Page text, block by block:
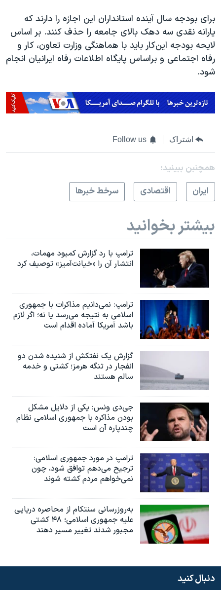
برای بودجه سال آینده استانداران این اجازه را دارند که
یارانه نقدی سه دهک بالای جامعه را حذف کنند. بر اساس
لایحه بودجه این‌کار باید با هماهنگی وزارت تعاون، کار و
رفاه اجتماعی و براساس پایگاه اطلاعات رفاه ایرانیان انجام
شود.
اشتراک Follow us
همچنبن ببینید:
ايران
اقتصادی سرخط خبرها
بیشتر بخوانید
ترامپ با رد گزارش کمبود مهمات،
انتشار آن را «خیانت‌آمیز» توصیف کرد
ترامپ: نمی‌دانیم مذاکرات با جمهوری
اسلامی به نتیجه می‌رسد یا نه؛ اگر لازم
باشد آمریکا آماده اقدام است
گزارش یک نفتکش از شنیده شدن دو
انفجار در تنگه هرمز؛ کشتی و خدمه
سالم هستند
جی‌دی ونس: یکی از دلایل مشکل
بودن مذاکره با جمهوری اسلامی نظام
چندپاره آن است
ترامپ در مورد جمهوری اسلامی:
ترجیح می‌دهم توافق شود، چون
نمی‌خواهم مردم کشته شوند
به‌روزرسانی سنتکام از محاصره دریایی
علیه جمهوری اسلامی؛ ۴۸ کشتی
مجبور شدند تغییر مسیر دهند
دنبال کنید